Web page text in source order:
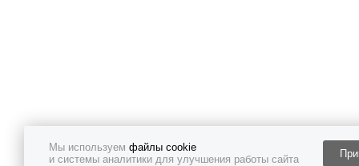
Мы используем файлы cookie
и системы аналитики для улучшения работы сайта